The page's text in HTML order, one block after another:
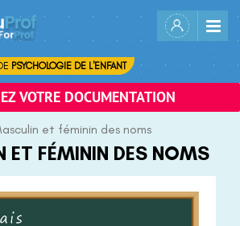
PSYCHOLOGIE DE L'ENFANT
VOTRE DOCUMENTATION
et féminin des noms
ET FÉMININ DES NOMS